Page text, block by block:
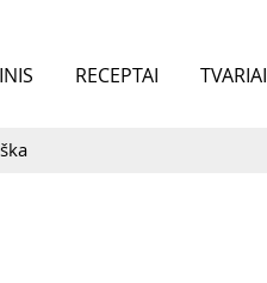
RECEPTAI TVARIAI